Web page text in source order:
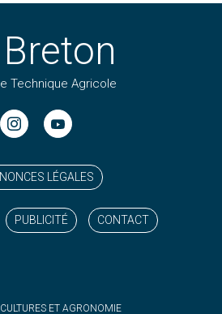
Technique Agricole
LÉGALES
PUBLICITÉ CONTACT
CULTURES ET AGRONOMIE